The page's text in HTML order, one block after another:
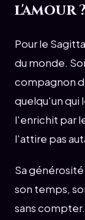
l'amour ?
Pour le
du monde.
compagnon
quelqu'un qui
l'enrichit par
l'attire pas
Sa
son temps,
sans